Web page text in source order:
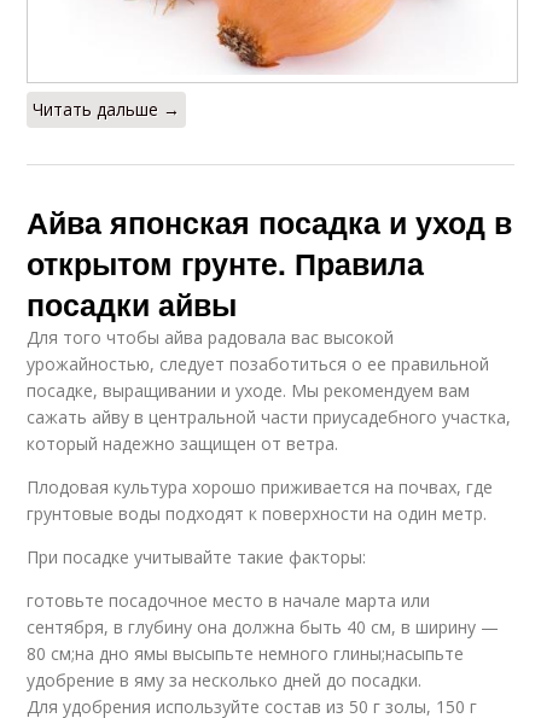
Читать дальше →
Айва японская посадка и уход в
открытом грунте. Правила
посадки айвы
Для того чтобы айва радовала вас высокой
урожайностью, следует позаботиться о ее правильной
посадке, выращивании и уходе. Мы рекомендуем вам
сажать айву в центральной части приусадебного участка,
который надежно защищен от ветра.
Плодовая культура хорошо приживается на почвах, где
грунтовые воды подходят к поверхности на один метр.
При посадке учитывайте такие факторы:
готовьте посадочное место в начале марта или
сентября, в глубину она должна быть 40 см, в ширину —
80 см;на дно ямы высыпьте немного глины;насыпьте
удобрение в яму за несколько дней до посадки.
Для удобрения используйте состав из 50 г золы, 150 г